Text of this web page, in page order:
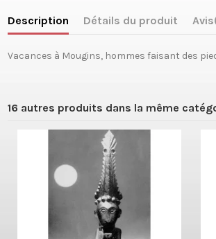
Description Détails du produit Avis
Vacances à Mougins, hommes faisant des
16 autres produits dans la même